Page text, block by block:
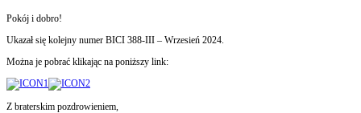
Pokój i dobro!
Ukazał się kolejny numer BICI 388-III – Wrzesień 2024.
Można je pobrać klikając na poniższy link:
Z braterskim pozdrowieniem,